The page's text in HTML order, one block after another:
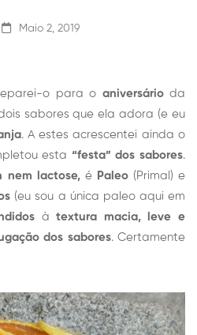
Maio 2, 2019
o para o aniversárioda
sabores que ela adora (e eu
. A estes acrescentei ainda o
esta “festa” dos sabores.
nem lactose,é Paleo(Primal) e
(eu sou a única paleo aqui em
àtextura macia, leve e
dos sabores. Certamente